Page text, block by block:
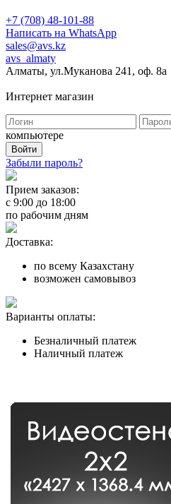
+7 (708) 48-101-88
Написать на WhatsApp
sales@avs.kz
avs_almaty
Алматы, ул.Муканова 241, оф. 8а
Интернет магазин
компьютере
Забыли пароль?
Прием заказов:
с 9:00 до 18:00
по рабочим дням
Доставка:
по всему Казахстану
возможен самовывоз
Варианты оплаты:
Безналичный платеж
Наличный платеж